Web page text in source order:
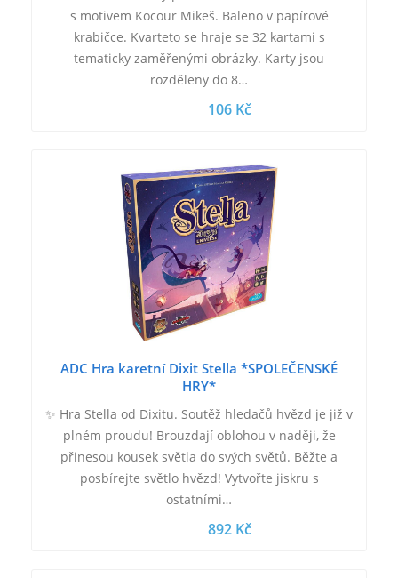
s motivem Kocour Mikeš. Baleno v papírové
krabičce. Kvarteto se hraje se 32 kartami s
tematicky zaměřenými obrázky. Karty jsou
rozděleny do 8…
106 Kč
ADC Hra karetní Dixit Stella *SPOLEČENSKÉ
HRY*
✨ Hra Stella od Dixitu. Soutěž hledačů hvězd je již v
plném proudu! Brouzdají oblohou v naději, že
přinesou kousek světla do svých světů. Běžte a
posbírejte světlo hvězd! Vytvořte jiskru s
ostatními…
892 Kč